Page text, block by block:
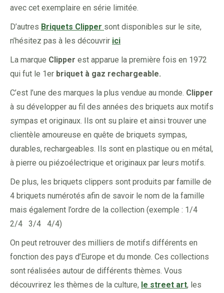
avec cet exemplaire en série limitée.
D’autres Briquets Clipper sont disponibles sur le site,
n’hésitez pas à les découvrir ici
La marque Clipper est apparue la première fois en 1972
qui fut le 1er briquet à gaz rechargeable.
C’est l’une des marques la plus vendue au monde. Clipper
à su développer au fil des années des briquets aux motifs
sympas et originaux. Ils ont su plaire et ainsi trouver une
clientèle amoureuse en quête de briquets sympas,
durables, rechargeables. Ils sont en plastique ou en métal,
à pierre ou piézoélectrique et originaux par leurs motifs.
De plus, les briquets clippers sont produits par famille de
4 briquets numérotés afin de savoir le nom de la famille
mais également l’ordre de la collection (exemple : 1/4
2/4 3/4 4/4)
On peut retrouver des milliers de motifs différents en
fonction des pays d’Europe et du monde. Ces collections
sont réalisées autour de différents thèmes. Vous
découvrirez les thèmes de la culture, le street art, les